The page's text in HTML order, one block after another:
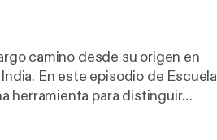
camino desde su origen en
En este episodio de Escuela
herramienta para distinguir